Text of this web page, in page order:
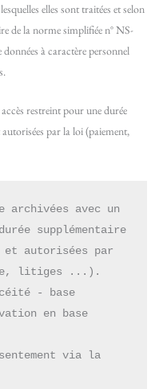
elles sont traitées et selon
de la norme simplifiée n° NS-
à caractère personnel
restreint pour une durée
par la loi (paiement,
archivées avec un
supplémentaire
autorisées par
litiges ...).
- base
en base
via la